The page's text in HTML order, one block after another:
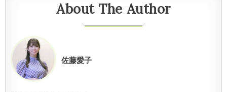
About The Author
佐藤愛子